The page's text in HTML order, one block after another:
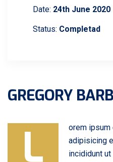
Date: 24th June 2020
Status: Completad
GREGORY
L
orem ipsum
adipisicing
incididunt